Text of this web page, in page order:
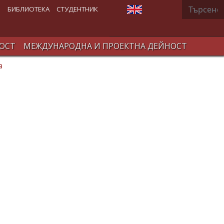
БИБЛИОТЕКА СТУДЕНТНИК Изберете език Търсене
МЕЖДУНАРОДНА И ПРОЕКТНА ДЕЙНОСТ